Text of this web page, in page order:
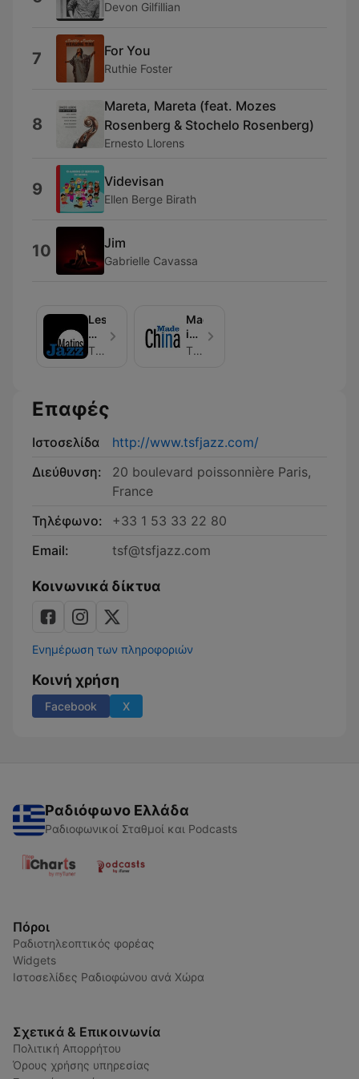
Devon Gilfillian
7 For You
Ruthie Foster
8
Mareta, Mareta (feat. Mozes
Rosenberg & Stochelo Rosenberg)
Ernesto Llorens
9 Videvisan
Ellen Berge Birath
10 Jim
Gabrielle Cavassa
Les
Matins
Jazz
TSFJAZZ
Made
in
China
TSFJAZZ
Επαφές
Ιστοσελίδα
http://www.tsfjazz.com/
Διεύθυνση:
20 boulevard poissonnière Paris,
France
Τηλέφωνο:
+33 1 53 33 22 80
Email:
tsf@tsfjazz.com
Κοινωνικά δίκτυα
Ενημέρωση των πληροφοριών
Κοινή χρήση
Facebook X
Ραδιόφωνο Ελλάδα
Ραδιοφωνικοί Σταθμοί και Podcasts
Πόροι
Ραδιοτηλεοπτικός φορέας
Widgets
Ιστοσελίδες Ραδιοφώνου ανά Χώρα
Σχετικά & Επικοινωνία
Πολιτική Απορρήτου
Όρους χρήσης υπηρεσίας